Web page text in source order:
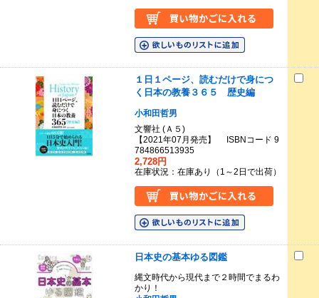
１日１ページ、読むだけで身につ
く日本の教養３６５ 歴史編
小和田哲男
文響社 (Ａ５)
【2021年07月発売】 ISBNコード 9
784866513935
2,728円
在庫状況：在庫あり（1～2日で出荷）
日本史の基本ゆる図鑑
縄文時代から現代まで２時間でまるわ
かり！